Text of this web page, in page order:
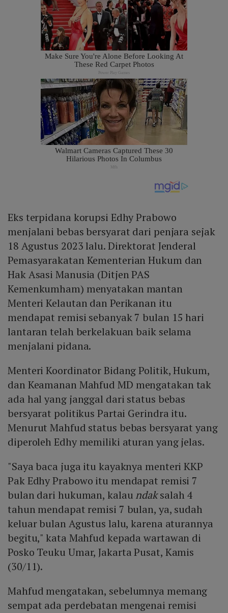
Eks terpidana korupsi Edhy Prabowo
menjalani bebas bersyarat dari penjara sejak
18 Agustus 2023 lalu. Direktorat Jenderal
Pemasyarakatan Kementerian Hukum dan
Hak Asasi Manusia (Ditjen PAS
Kemenkumham) menyatakan mantan
Menteri Kelautan dan Perikanan itu
mendapat remisi sebanyak 7 bulan 15 hari
lantaran telah berkelakuan baik selama
menjalani pidana.
Menteri Koordinator Bidang Politik, Hukum,
dan Keamanan Mahfud MD mengatakan tak
ada hal yang janggal dari status bebas
bersyarat politikus Partai Gerindra itu.
Menurut Mahfud status bebas bersyarat yang
diperoleh Edhy memiliki aturan yang jelas.
"Saya baca juga itu kayaknya menteri KKP
Pak Edhy Prabowo itu mendapat remisi 7
bulan dari hukuman, kalau ndaksalah 4
tahun mendapat remisi 7 bulan, ya, sudah
keluar bulan Agustus lalu, karena aturannya
begitu," kata Mahfud kepada wartawan di
Posko Teuku Umar, Jakarta Pusat, Kamis
(30/11).
Mahfud mengatakan, sebelumnya memang
sempat ada perdebatan mengenai remisi